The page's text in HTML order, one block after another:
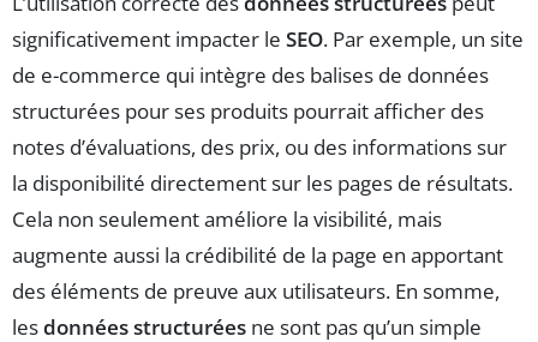
significativement impacter le SEO. Par exemple, un site
de e-commerce qui intègre des balises de données
structurées pour ses produits pourrait afficher des
notes d’évaluations, des prix, ou des informations sur
la disponibilité directement sur les pages de résultats.
Cela non seulement améliore la visibilité, mais
augmente aussi la crédibilité de la page en apportant
des éléments de preuve aux utilisateurs. En somme,
lesdonnées structurées ne sont pas qu’un simple